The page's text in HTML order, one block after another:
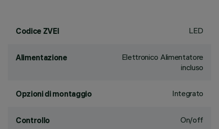
Codice ZVEI LED
Alimentazione
Elettronico Alimentatore
incluso
Opzioni di montaggio Integrato
Controllo On/off